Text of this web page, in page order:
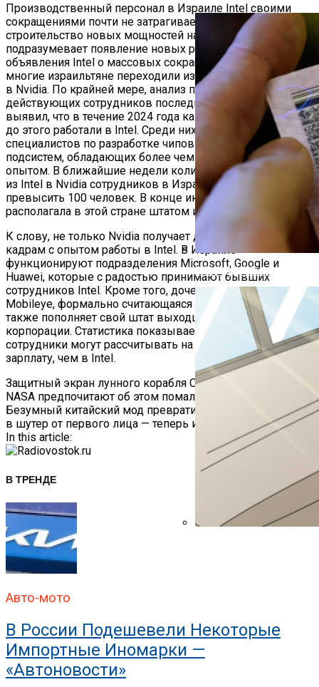
В ГИБДД Объяснили,
Производственный персонал в Израиле Intel своими
сокращениями почти не затрагивает, поскольку
строительство новых мощностей на площадке Fab 38
подразумевает появление новых рабочих мест. Ещё до
объявления Intel о массовых сокращениях сотрудников
многие израильтяне переходили из штата этой компании
в Nvidia. По крайней мере, анализ профилей LinkedIn
действующих сотрудников последней в Израиле
выявил, что в течение 2024 года как минимум 30 из них
до этого работали в Intel. Среди них немало
специалистов по разработке чипов и различных их
подсистем, обладающих более чем десятилетним
опытом. В ближайшие недели количество перешедших
из Intel в Nvidia сотрудников в Израиле может
превысить 100 человек. В конце июня последняя
располагала в этой стране штатом из 4000 сотрудников.
К слову, не только Nvidia получает доступ к ценным
кадрам с опытом работы в Intel. В Израиле
функционируют подразделения Microsoft, Google и
Huawei, которые с радостью принимают бывших
сотрудников Intel. Кроме того, дочерняя компания
Mobileye, формально считающаяся независимой от Intel,
также пополняет свой штат выходцами из материнской
корпорации. Статистика показывает, что в Nvidia
сотрудники могут рассчитывать на более высокую
зарплату, чем в Intel.
Навигация
По
Записям
Защитный экран лунного корабля Orion ненадёжен, но в
NASA предпочитают об этом помалкивать
Безумный китайский мод превратил Black Myth: Wukong
в шутер от первого лица — теперь и на Nexus Mods
In this article:
В ТРЕНДЕ
Авто-мото
В России Подешевели Некоторые
Импортные Иномарки —
«Автоновости»